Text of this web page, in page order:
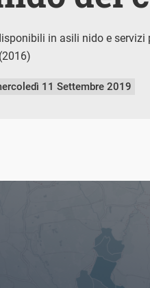
in asili nido e
11 Settembre 2019